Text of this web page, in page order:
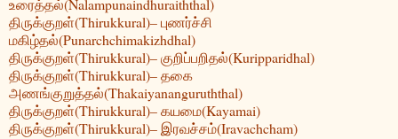
உரைத்தல்(Nalampunaindhuraiththal)
திருக்குறள்(Thirukkural)– புணர்ச்சி
மகிழ்தல்(Punarchchimakizhdhal)
திருக்குறள்(Thirukkural)– குறிப்பறிதல்(Kuripparidhal)
திருக்குறள்(Thirukkural)– தகை
அணங்குறுத்தல்(Thakaiyananguruththal)
திருக்குறள்(Thirukkural)– கயமை(Kayamai)
திருக்குறள்(Thirukkural)– இரவச்சம்(Iravachcham)